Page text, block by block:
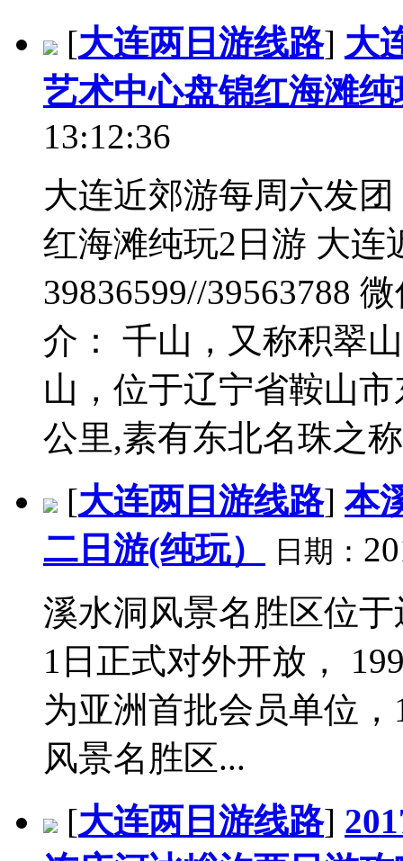
[大连两日游线路] 大
艺术中心盘锦红海滩纯
13:12:36
大连近郊游每周六发
红海滩纯玩2日游 大连
39836599//39563788
介： 千山，又称积翠
山，位于辽宁省鞍山
公里,素有东北名珠之
[大连两日游线路]本
二日游(纯玩）
日期：
溪水洞风景名胜区位
1日正式对外开放，
为亚洲首批会员单位
风景名胜区...
[大连两日游线路]